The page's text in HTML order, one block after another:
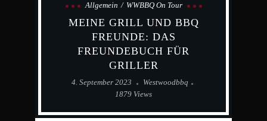
Allgemein WWBBQ On Tour
MEINE GRILL UND BBQ
FREUNDE: DAS
FREUNDEBUCH FÜR
GRILLER
4. September 2023
Westwoodbbq
1879 Views